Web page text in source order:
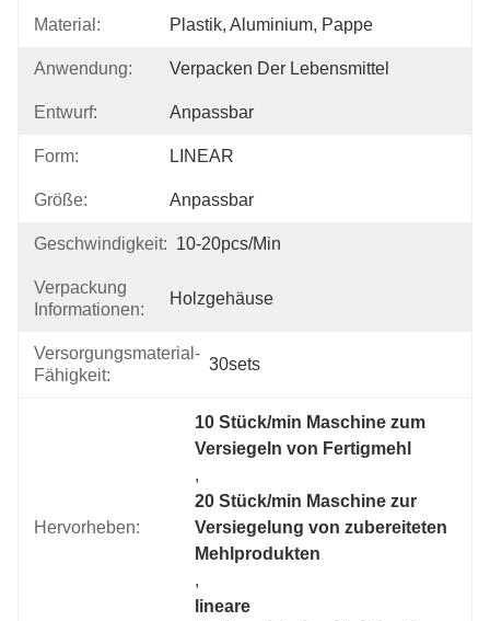
Material: Plastik, Aluminium, Pappe
Anwendung: Verpacken Der Lebensmittel
Entwurf: Anpassbar
Form: LINEAR
Größe: Anpassbar
Geschwindigkeit: 10-20pcs/min
Verpackung
Informationen:
Holzgehäuse
Versorgungsmaterial-
Fähigkeit:
30sets
Hervorheben:
10 Stück/min Maschine zum
Versiegeln von Fertigmehl
,
20 Stück/min Maschine zur
Versiegelung von zubereiteten
Mehlprodukten
,
lineare